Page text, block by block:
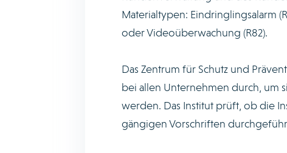
Materialtypen: Eindringlingsalarm
oder Videoüberwachung (R82).
Das Zentrum für Schutz und
bei allen Unternehmen durch, um
werden. Das Institut prüft, ob die
gängigen Vorschriften